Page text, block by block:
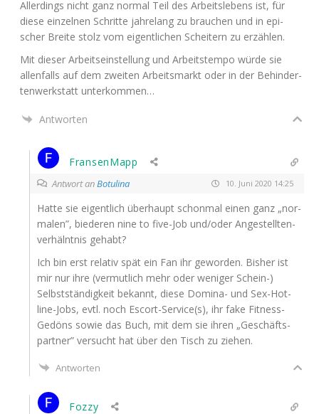
Aller­dings nicht ganz nor­mal Teil des Arbeits­le­bens ist, für
die­se ein­zel­nen Schrit­te jah­re­lang zu brau­chen und in epi­
scher Brei­te stolz vom eigent­li­chen Schei­tern zu erzählen.
Mit die­ser Arbeits­ein­stel­lung und Arbeits­tem­po wür­de sie
allen­falls auf dem zwei­ten Arbeits­markt oder in der Behin­der­
ten­werk­statt unterkommen…
Antworten
FransenMapp
Antwort anBotulina 10. Juni 2020 14:25
Hat­te sie eigent­lich über­haupt schon­mal einen ganz „nor­
ma­len”, bie­de­ren nine to five-Job und/oder Ange­stell­ten­
ver­hälnt­nis gehabt?
Ich bin erst rela­tiv spät ein Fan ihr gewor­den. Bis­her ist
mir nur ihre (ver­mut­lich mehr oder weni­ger Schein-)
Selbst­stän­dig­keit bekannt, die­se Domi­na- und Sex-Hot­
line-Jobs, evtl. noch Escort-Service(s), ihr fake Fit­ness-
Gedöns sowie das Buch, mit dem sie ihren „Geschäfts­
part­ner” ver­sucht hat über den Tisch zu ziehen.
Antworten
Fozzy